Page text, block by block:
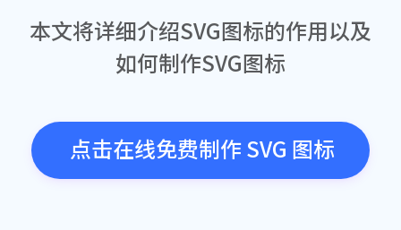
本文将详细介绍SVG图标的作用以及
如何制作SVG图标
点击在线免费制作 SVG 图标